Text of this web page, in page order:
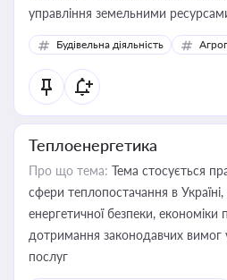
управління земельними
Будівельна діяльність
Теплоенергетика
Про що тема: Тема стосується
сфери теплопостачання в
енергетичної безпеки, економіки
дотримання законодавчих вимог
послуг